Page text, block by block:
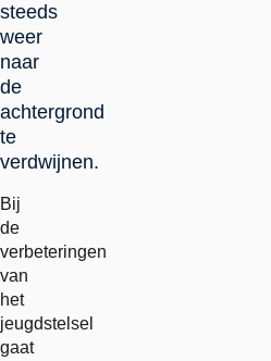
steeds
weer
naar
de
achtergrond
te
verdwijnen.
Bij
de
verbeteringen
van
het
jeugdstelsel
gaat